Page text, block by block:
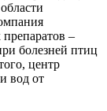
препаратов –
болезней птиц
центр
вод от